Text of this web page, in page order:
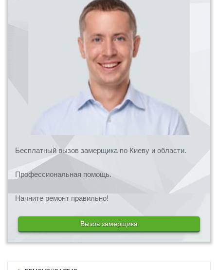
Бесплатный вызов замерщика по Киеву и области.
Профессиональная помощь.
Начните ремонт правильно!
Вызов замерщика